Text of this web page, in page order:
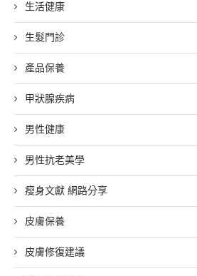
生活健康
生髮門診
產品保養
甲狀腺疾病
男性健康
男性抗老美學
瘦身文獻 網路分享
皮膚保養
皮膚修復建議